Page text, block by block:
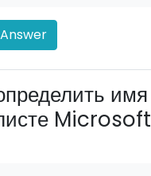
Microsoft